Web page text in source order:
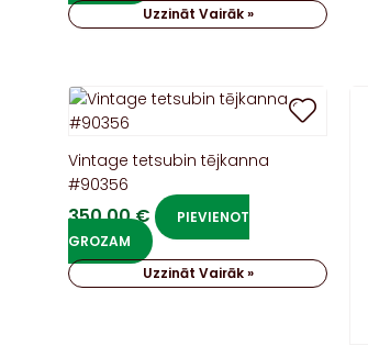
Uzzināt Vairāk »
Vintage tetsubin tējkanna
#90356
350,00€
PIEVIENOT
GROZAM
Uzzināt Vairāk »